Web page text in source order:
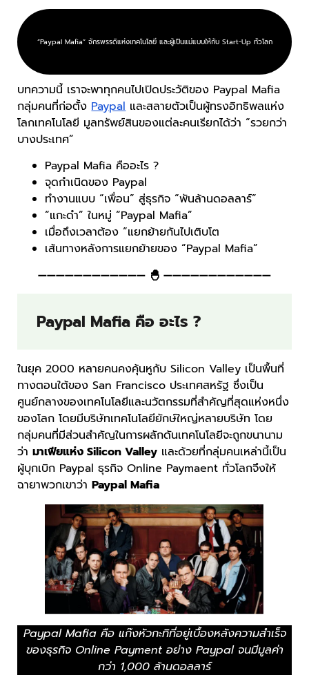
“Paypal Mafia” จักรพรรดิแห่งเทคโนโลยี และผู้เป็นแม่แบบให้กับ Start-Up ทั่วโลก
บทความนี้ เราจะพาทุกคนไปเปิดประวัติของ Paypal Mafia
กลุ่มคนที่ก่อตั้งPaypalและสลายตัวเป็นผู้ทรงอิทธิพลแห่ง
โลกเทคโนโลยี มูลทรัพย์สินของแต่ละคนเรียกได้ว่า “รวยกว่า
บางประเทศ”
Paypal Mafia คืออะไร ?
จุดกำเนิดของ Paypal
ทำงานแบบ “เพื่อน” สู่ธุรกิจ “พันล้านดอลลาร์”
“แกะดำ” ในหมู่ “Paypal Mafia”
เมื่อถึงเวลาต้อง “แยกย้ายกันไปเติบโต
เส้นทางหลังการแยกย้ายของ “Paypal Mafia”
———————————— 🐣 ————————————
Paypal Mafia คือ อะไร ?
ในยุค 2000 หลายคนคงคุ้นหูกับ Silicon Valley เป็นพื้นที่
ทางตอนใต้ของ San Francisco ประเทศสหรัฐ ซึ่งเป็น
ศูนย์กลางของเทคโนโลยีและนวัตกรรมที่สำคัญที่สุดแห่งหนึ่ง
ของโลก โดยมีบริษัทเทคโนโลยียักษ์ใหญ่หลายบริษัท โดย
กลุ่มคนที่มีส่วนสำคัญในการผลักดันเทคโนโลยีจะถูกขนานาม
ว่ามาเฟียแห่ง Silicon Valley และด้วยที่กลุ่มคนเหล่านี้เป็น
ผู้บุกเบิก Paypal ธุรกิจ Online Paymaent ทั่วโลกจึงให้
ฉายาพวกเขาว่าPaypal Mafia
Paypal Mafia คือ แก๊งหัวกะทิที่อยู่เบื้องหลังความสำเร็จ
ของธุรกิจ Online Payment อย่าง Paypal จนมีมูลค่า
กว่า 1,000 ล้านดอลลาร์